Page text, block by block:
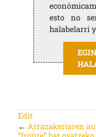
esto no
halabelarri
Edit
← Arrazakeriaren